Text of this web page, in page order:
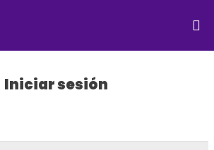
Iniciar sesión